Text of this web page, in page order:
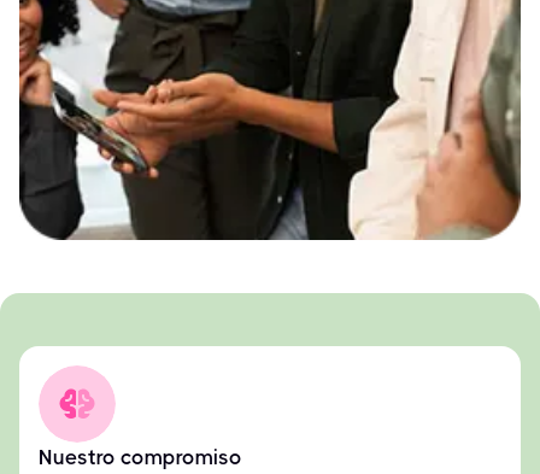
Nuestro compromiso